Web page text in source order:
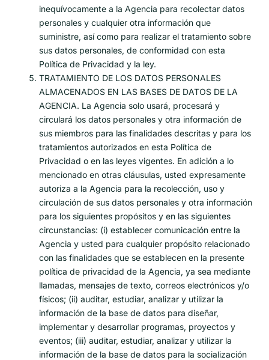
inequívocamente a la Agencia para recolectar datos
personales y cualquier otra información que
suministre, así como para realizar el tratamiento sobre
sus datos personales, de conformidad con esta
Política de Privacidad y la ley.
TRATAMIENTO DE LOS DATOS PERSONALES
ALMACENADOS EN LAS BASES DE DATOS DE LA
AGENCIA. La Agencia solo usará, procesará y
circulará los datos personales y otra información de
sus miembros para las finalidades descritas y para los
tratamientos autorizados en esta Política de
Privacidad o en las leyes vigentes. En adición a lo
mencionado en otras cláusulas, usted expresamente
autoriza a la Agencia para la recolección, uso y
circulación de sus datos personales y otra información
para los siguientes propósitos y en las siguientes
circunstancias: (i) establecer comunicación entre la
Agencia y usted para cualquier propósito relacionado
con las finalidades que se establecen en la presente
política de privacidad de la Agencia, ya sea mediante
llamadas, mensajes de texto, correos electrónicos y/o
físicos; (ii) auditar, estudiar, analizar y utilizar la
información de la base de datos para diseñar,
implementar y desarrollar programas, proyectos y
eventos; (iii) auditar, estudiar, analizar y utilizar la
información de la base de datos para la socialización